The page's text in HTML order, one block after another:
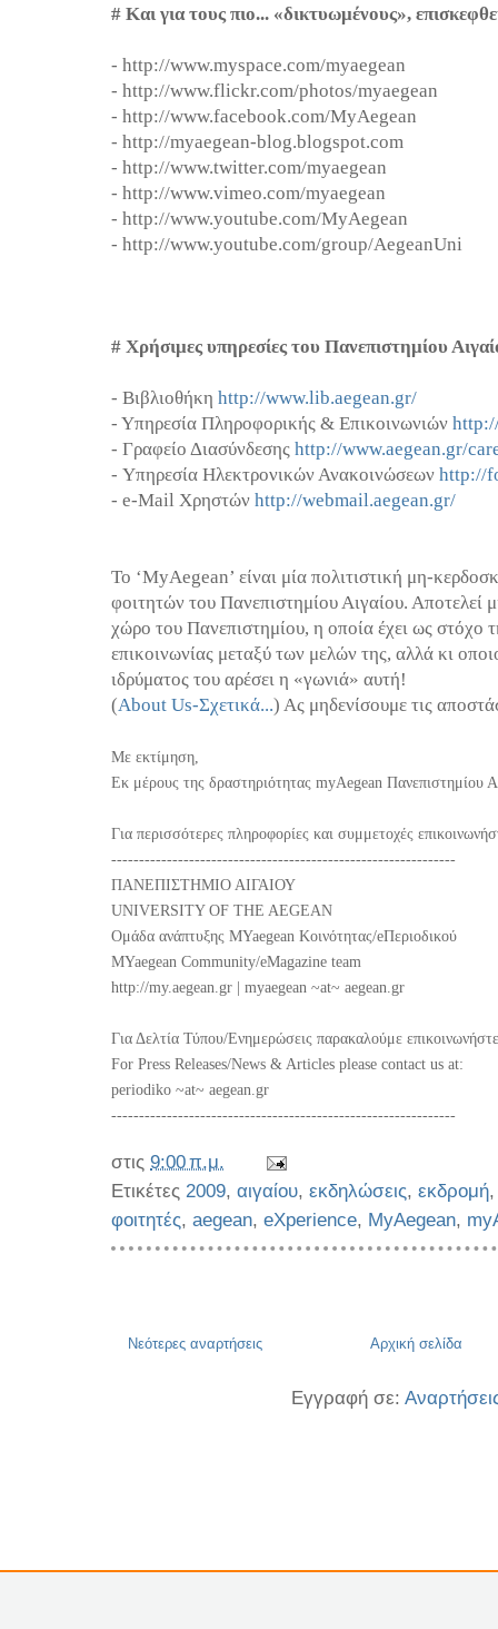
# Και για τους πιο... «δικτυωμένους»,
- http://www.myspace.com/myaegean
- http://www.flickr.com/photos/myaegean
- http://www.facebook.com/MyAegean
- http://myaegean-blog.blogspot.com
- http://www.twitter.com/myaegean
- http://www.vimeo.com/myaegean
- http://www.youtube.com/MyAegean
- http://www.youtube.com/group/AegeanUni
# Χρήσιμες υπηρεσίες του Πανεπιστημίου
- Βιβλιοθήκη http://www.lib.aegean.gr/
- Yπηρεσία Πληροφορικής & Επικοινωνιών
- Γραφείο Διασύνδεσης http://www.aegean.gr/
- Υπηρεσία Ηλεκτρονικών Ανακοινώσεων http://
- e-Mail Χρηστών http://webmail.aegean.gr/
Το ‘MyAegean’ είναι μία πολιτιστική μη-
φοιτητών του Πανεπιστημίου Αιγαίου. Αποτελεί
χώρο του Πανεπιστημίου, η οποία έχει ως στόχο
επικοινωνίας μεταξύ των μελών της, αλλά κι
ιδρύματος του αρέσει η «γωνιά» αυτή!
(About Us-Σχετικά...) Ας μηδενίσουμε τις
Με εκτίμηση,
Εκ μέρους της δραστηριότητας myAegean Πανεπιστημίου
Για περισσότερες πληροφορίες και συμμετοχές
--------------------------------------------------------------
ΠΑΝΕΠΙΣΤΗΜΙΟ ΑΙΓΑΙΟΥ
UNIVERSITY OF THE AEGEAN
Ομάδα ανάπτυξης MYaegean Κοινότητας/eΠεριοδικού
MYaegean Community/eMagazine team
http://my.aegean.gr | myaegean ~at~ aegean.gr
Για Δελτία Τύπου/Ενημερώσεις παρακαλούμε
For Press Releases/News & Articles please contact us at:
periodiko ~at~ aegean.gr
--------------------------------------------------------------
στις 9:00 π.μ.
Ετικέτες 2009, αιγαίου, εκδηλώσεις, εκδρομή
φοιτητές, aegean, eXperience, MyAegean,
Νεότερες αναρτήσεις Αρχική σελίδα
Εγγραφή σε: